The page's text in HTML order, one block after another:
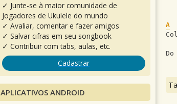
A
✓ Junte-se à maior comunidade de
Jogadores de Ukulele do mundo
✓ Avaliar, comentar e fazer amigos
✓ Salvar cifras em seu songbook
✓ Contribuir com tabs, aulas, etc.
Cadastrar
APLICATIVOS ANDROID